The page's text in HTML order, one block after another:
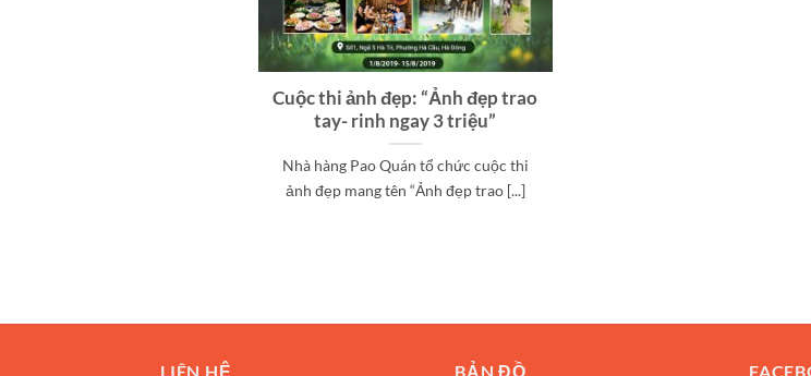
Cuộc thi ảnh đẹp: “Ảnh đẹp trao
tay- rinh ngay 3 triệu”
Nhà hàng Pao Quán tổ chức cuộc thi
ảnh đẹp mang tên “Ảnh đẹp trao [...]
LIÊN HỆ BẢN ĐỒ